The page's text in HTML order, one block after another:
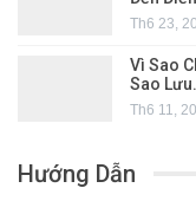
Th6 23,
Vì Sao
Sao
Th6 11,
Hướng Dẫn